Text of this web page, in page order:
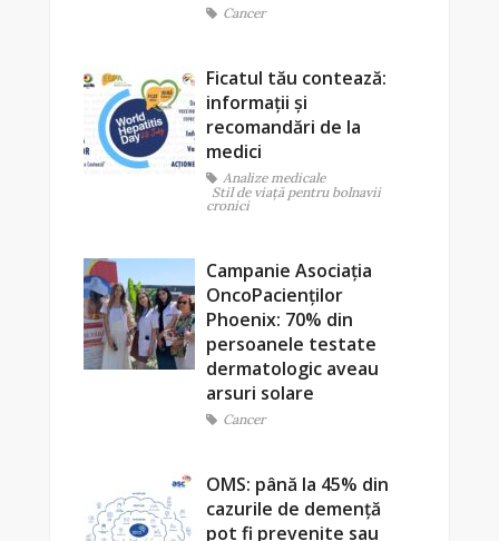
Cancer
Ficatul tău contează:
informații și
recomandări de la
medici
Analize medicale
Stil de viaţă pentru bolnavii
cronici
Campanie Asociația
OncoPacienților
Phoenix: 70% din
persoanele testate
dermatologic aveau
arsuri solare
Cancer
OMS: până la 45% din
cazurile de demență
pot fi prevenite sau